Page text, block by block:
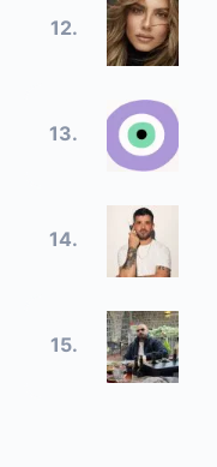
12.
13.
14.
15.